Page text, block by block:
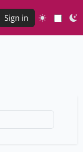
Sign in